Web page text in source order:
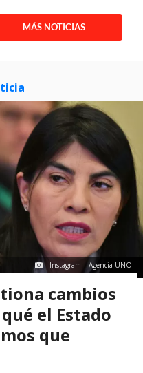
MÁS NOTICIAS
Instagram | Agencia UNO
cambios
el Estado
que